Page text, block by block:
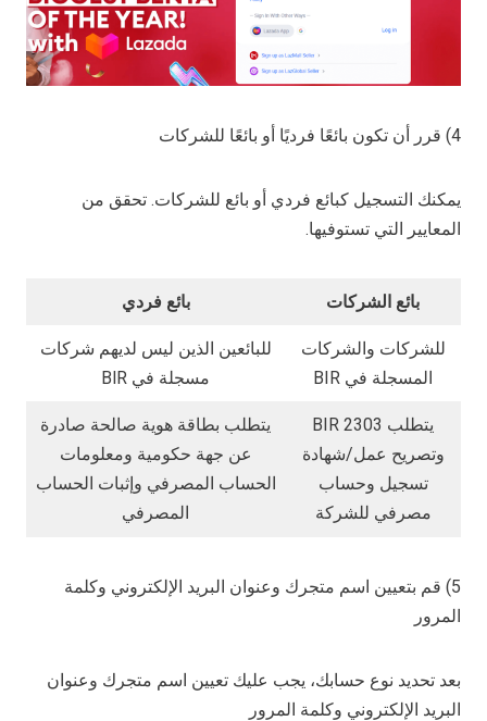
4) قرر أن تكون بائعًا فرديًا أو بائعًا للشركات
يمكنك التسجيل كبائع فردي أو بائع للشركات. تحقق من
المعايير التي تستوفيها.
بائع الشركات بائع فردي
للشركات والشركات
المسجلة في BIR
للبائعين الذين ليس لديهم شركات
مسجلة في BlR
يتطلب BIR 2303
وتصريح عمل/شهادة
تسجيل وحساب
مصرفي للشركة
يتطلب بطاقة هوية صالحة صادرة
عن جهة حكومية ومعلومات
الحساب المصرفي وإثبات الحساب
المصرفي
5) قم بتعيين اسم متجرك وعنوان البريد الإلكتروني وكلمة
المرور
بعد تحديد نوع حسابك، يجب عليك تعيين اسم متجرك وعنوان
البريد الإلكتروني وكلمة المرور